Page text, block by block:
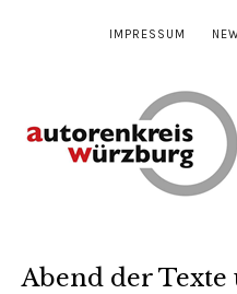
IMPRESSUM
Abend der